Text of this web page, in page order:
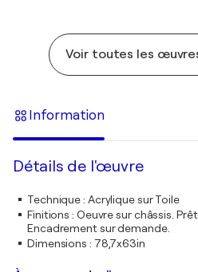
Voir toutes les
Information
Détails de l'œuvre
Technique: Acrylique sur Toile
Finitions : Oeuvre sur châssis.
Encadrement sur demande.
Dimensions : 78,7x63in